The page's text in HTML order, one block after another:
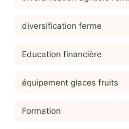
diversification ferme
Education financière
équipement glaces fruits
Formation